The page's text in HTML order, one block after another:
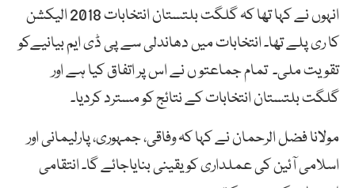
انہوں نے کہا تھا کہ گلگت بلتستان انتخابات 2018 الیکشن
کا ری پلے تھا۔ انتخابات میں دھاندلی سے پی ڈی ایم بیانیےکو
تقویت ملی۔ تمام جماعتو ں نے اس پر اتفاق کیا ہے اور
گلگت بلتستان انتخابات کے نتائج کو مسترد کردیا۔
مولانا فضل الرحمان نے کہا کہ وفاقی، جمہوری، پارلیمانی اور
اسلامی آئین کی عملداری کو یقینی بنایاجائے گا۔ انتقامی